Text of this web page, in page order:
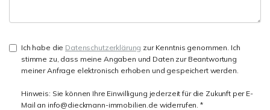
Ich habe die Datenschutzerklärung zur Kenntnis genommen. Ich
stimme zu, dass meine Angaben und Daten zur Beantwortung
meiner Anfrage elektronisch erhoben und gespeichert werden.
Hinweis: Sie können Ihre Einwilligung jederzeit für die Zukunft per E-
Mail an info@dieckmann-immobilien.de widerrufen. *